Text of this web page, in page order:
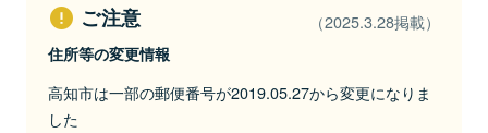
ご注意 （2025.3.28掲載）
住所等の変更情報
高知市は一部の郵便番号が2019.05.27から変更になりま
した